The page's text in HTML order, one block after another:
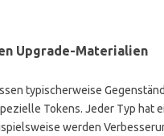
Upgrade-Materialien
typischerweise
Tokens. Jeder Typ hat
werden